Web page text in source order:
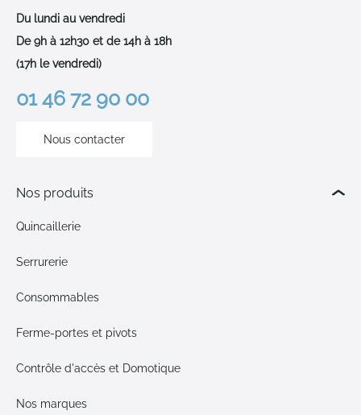
Du lundi au vendredi
De 9h à 12h30 et de 14h à 18h
(17h le vendredi)
01 46 72 90 00
Nous contacter
Nos produits
Quincaillerie
Serrurerie
Consommables
Ferme-portes et pivots
Contrôle d'accès et Domotique
Nos marques